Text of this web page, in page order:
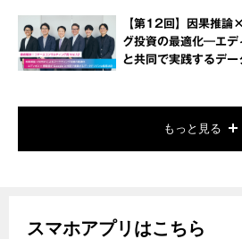
【第12回】因果推論
グ投資の最適化―エ
と共同で実践するデ
もっと見る
スマホアプリはこちら